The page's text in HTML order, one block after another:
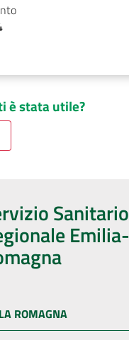
è stata utile?
Sanitario
Emilia-
ROMAGNA